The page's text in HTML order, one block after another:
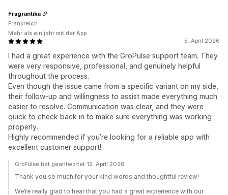
5. April 2026
I had a great experience with the GroPulse support team. They
were very responsive, professional, and genuinely helpful
throughout the process.
Even though the issue came from a specific variant on my side,
their follow-up and willingness to assist made everything much
easier to resolve. Communication was clear, and they were
quick to check back in to make sure everything was working
properly.
Highly recommended if you’re looking for a reliable app with
excellent customer support!
Fragrantika
Frankreich
Mehr als ein jahr mit der App
GroPulse hat geantwortet 12. April 2026
Thank you so much for your kind words and thoughtful review!
We’re really glad to hear that you had a great experience with our